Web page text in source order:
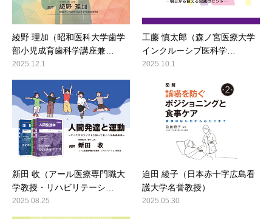
綾野 理加（昭和医科大学歯学
部小児成育歯科学講座兼…
2025.12.1
工藤 慎太郎（森ノ宮医療大学
インクルーシブ医科学…
2025.10.1
新田 收（アール医療専門職大
学教授・リハビリテーシ…
2025.08.25
迫田 綾子（日本赤十字広島看
護大学名誉教授）
2025.05.30